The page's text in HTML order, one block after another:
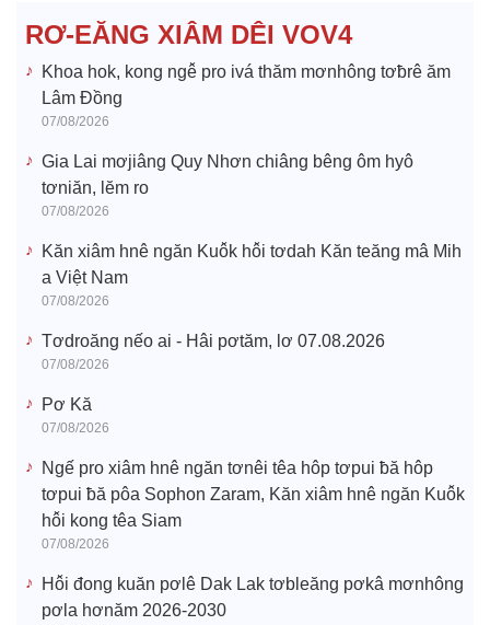
e
o
RƠ-EĂNG XIÂM DÊI VOV4
Khoa hok, kong ngê̆ pro ivá thăm mơnhông tơƀrê ăm
Lâm Đồng
07/08/2026
Gia Lai mơjiâng Quy Nhơn chiâng bêng ôm hyô
tơniăn, lĕm ro
07/08/2026
Kăn xiâm hnê ngăn Kuô̆k hô̆i tơdah Kăn teăng mâ Mih
a Việt Nam
07/08/2026
Tơdroăng nếo ai - Hâi pơtăm, lơ 07.08.2026
07/08/2026
Pơ Kă
07/08/2026
Ngế pro xiâm hnê ngăn tơnêi têa hôp tơpui ƀă hôp
tơpui ƀă pôa Sophon Zaram, Kăn xiâm hnê ngăn Kuô̆k
hô̆i kong têa Siam
07/08/2026
Hô̆i đong kuăn pơlê Dak Lak tơbleăng pơkâ mơnhông
pơla hơnăm 2026-2030